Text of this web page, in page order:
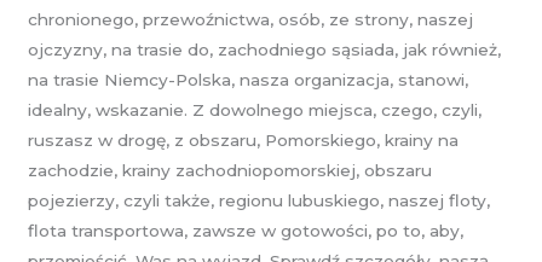
chronionego, przewoźnictwa, osób, ze strony, naszej
ojczyzny, na trasie do, zachodniego sąsiada, jak również,
na trasie Niemcy-Polska, nasza organizacja, stanowi,
idealny, wskazanie. Z dowolnego miejsca, czego, czyli,
ruszasz w drogę, z obszaru, Pomorskiego, krainy na
zachodzie, krainy zachodniopomorskiej, obszaru
pojezierzy, czyli także, regionu lubuskiego, naszej floty,
flota transportowa, zawsze w gotowości, po to, aby,